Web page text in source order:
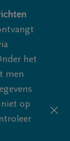
het
men
op